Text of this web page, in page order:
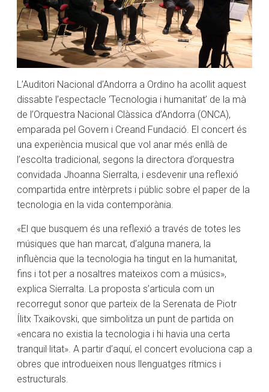
L’Auditori Nacional d’Andorra a Ordino ha acollit aquest
dissabte l’espectacle ‘Tecnologia i humanitat’ de la mà
de l’Orquestra Nacional Clàssica d’Andorra (ONCA),
emparada pel Govern i Creand Fundació. El concert és
una experiència musical que vol anar més enllà de
l’escolta tradicional, segons la directora d’orquestra
convidada Jhoanna Sierralta, i esdevenir una reflexió
compartida entre intèrprets i públic sobre el paper de la
tecnologia en la vida contemporània.
«El que busquem és una reflexió a través de totes les
músiques que han marcat, d’alguna manera, la
influència que la tecnologia ha tingut en la humanitat,
fins i tot per a nosaltres mateixos com a músics»,
explica Sierralta. La proposta s’articula com un
recorregut sonor que parteix de la Serenata de Piotr
Ílitx Txaikovski, que simbolitza un punt de partida on
«encara no existia la tecnologia i hi havia una certa
tranquil·litat». A partir d’aquí, el concert evoluciona cap a
obres que introdueixen nous llenguatges rítmics i
estructurals.